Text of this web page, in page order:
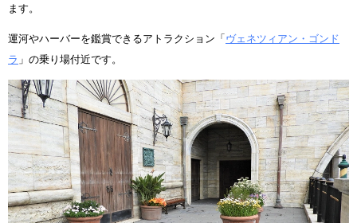
ます。
運河やハーバーを鑑賞できるアトラクション「ヴェネツィアン・ゴンド
ラ 」の乗り場付近です。